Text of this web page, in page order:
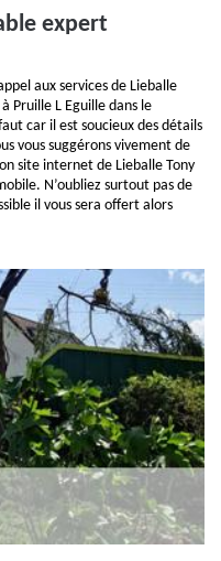
expert
aux services de Lieballe
Pruille L Eguille dans le
car il est soucieux des détails
vous suggérons vivement de
site internet de Lieballe Tony
N’oubliez surtout pas de
il vous sera offert alors